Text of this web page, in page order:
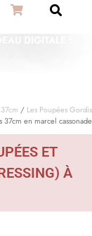
/ Les Poupées Gordis
en marcel cassonade
ET
À